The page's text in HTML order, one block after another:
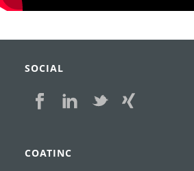
SOCIAL
COATINC